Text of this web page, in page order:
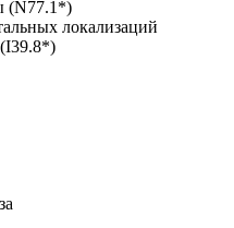
(N77.1*)
локализаций